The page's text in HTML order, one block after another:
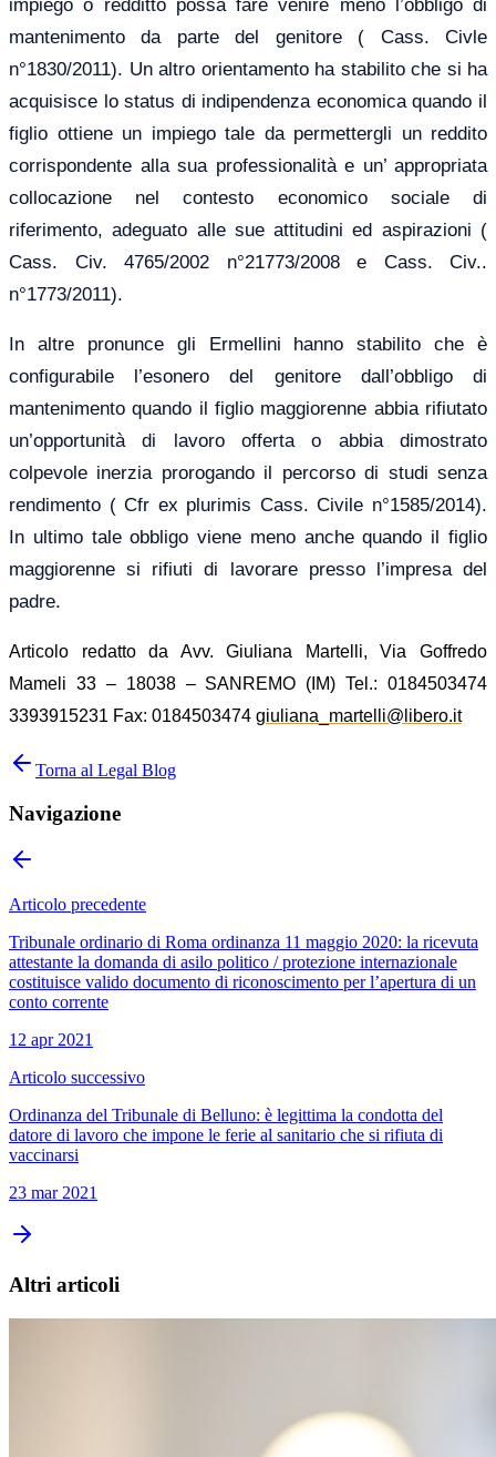
impiego o redditto possa fare venire meno l’obbligo di
mantenimento da parte del genitore ( Cass. Civle
n°1830/2011). Un altro orientamento ha stabilito che si ha
acquisisce lo status di indipendenza economica quando il
figlio ottiene un impiego tale da permettergli un reddito
corrispondente alla sua professionalità e un’ appropriata
collocazione nel contesto economico sociale di
riferimento, adeguato alle sue attitudini ed aspirazioni (
Cass. Civ. 4765/2002 n°21773/2008 e Cass. Civ..
n°1773/2011).
In altre pronunce gli Ermellini hanno stabilito che è
configurabile l’esonero del genitore dall’obbligo di
mantenimento quando il figlio maggiorenne abbia rifiutato
un’opportunità di lavoro offerta o abbia dimostrato
colpevole inerzia prorogando il percorso di studi senza
rendimento ( Cfr ex plurimis Cass. Civile n°1585/2014).
In ultimo tale obbligo viene meno anche quando il figlio
maggiorenne si rifiuti di lavorare presso l’impresa del
padre.
Articolo redatto da Avv. Giuliana Martelli, Via Goffredo
Mameli 33 – 18038 – SANREMO (IM) Tel.: 0184503474
3393915231 Fax: 0184503474 giuliana_martelli@libero.it
Torna al Legal Blog
Navigazione
Articolo precedente
Tribunale ordinario di Roma ordinanza 11 maggio 2020: la ricevuta
attestante la domanda di asilo politico / protezione internazionale
costituisce valido documento di riconoscimento per l’apertura di un
conto corrente
12 apr 2021
Articolo successivo
Ordinanza del Tribunale di Belluno: è legittima la condotta del
datore di lavoro che impone le ferie al sanitario che si rifiuta di
vaccinarsi
23 mar 2021
Altri articoli